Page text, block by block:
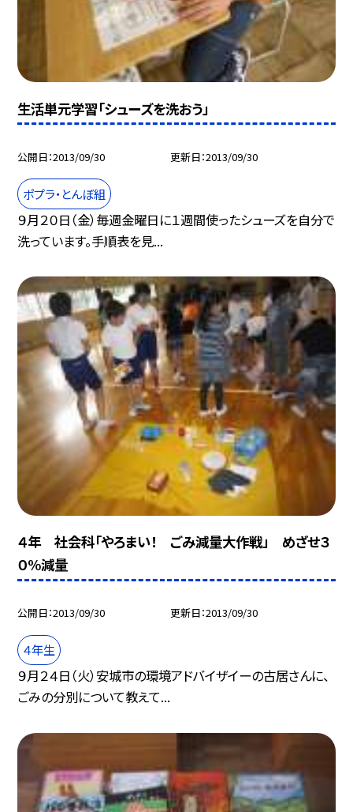
生活単元学習「シューズを洗おう」
公開日 2013/09/30 更新日 2013/09/30
ポプラ・とんぼ組
９月２０日（金）毎週金曜日に１週間使ったシューズを自分で
洗っています。手順表を見...
４年 社会科「やろまい！ ごみ減量大作戦」 めざせ３
０%減量
公開日 2013/09/30 更新日 2013/09/30
４年生
９月２４日（火）安城市の環境アドバイザイーの古居さんに、
ごみの分別について教えて...